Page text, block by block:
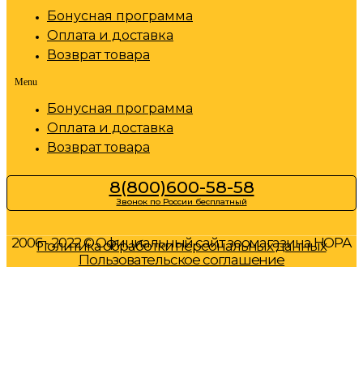
Бонусная программа
Оплата и доставка
Возврат товара
Menu
Бонусная программа
Оплата и доставка
Возврат товара
8(800)600-58-58
Звонок по России бесплатный
2006 - 2022 © Официальный сайт зоомагазина НОРА
Политика обработки персональных данных
Пользовательское соглашение